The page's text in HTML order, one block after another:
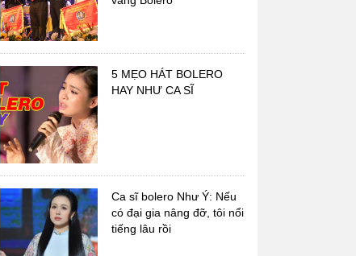
Nhạc sĩ Trúc Phương
5 MẸO HÁT BOLERO
HAY NHƯ CA SĨ
Ca sĩ bolero Như Ý: Nếu
có đại gia nâng đỡ, tôi nổi
tiếng lâu rồi